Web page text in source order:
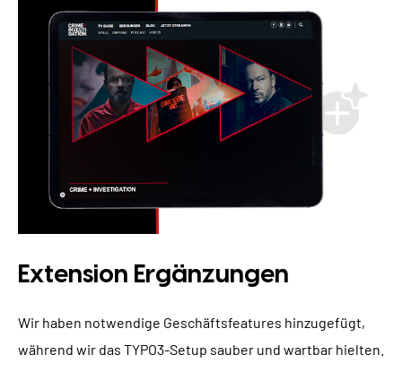
Extension Ergänzungen
Wir haben notwendige Geschäftsfeatures hinzugefügt,
während wir das TYPO3-Setup sauber und wartbar hielten.